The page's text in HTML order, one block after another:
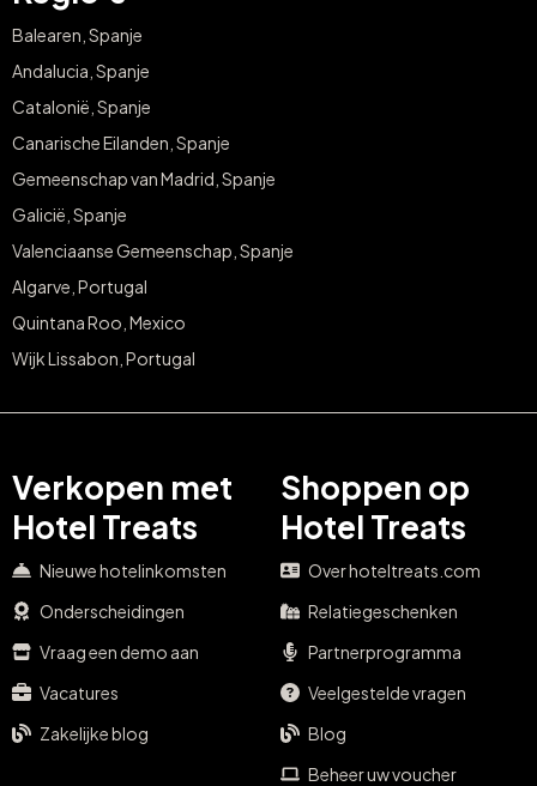
Balearen, Spanje
Andalucia, Spanje
Catalonië, Spanje
Canarische Eilanden, Spanje
Gemeenschap van Madrid, Spanje
Galicië, Spanje
Valenciaanse Gemeenschap, Spanje
Algarve, Portugal
Quintana Roo, Mexico
Wijk Lissabon, Portugal
Verkopen met
Hotel Treats
Nieuwe hotelinkomsten
Onderscheidingen
Vraag een demo aan
Vacatures
Zakelijke blog
Shoppen op
Hotel Treats
Over hoteltreats.com
Relatiegeschenken
Partnerprogramma
Veelgestelde vragen
Blog
Beheer uw voucher